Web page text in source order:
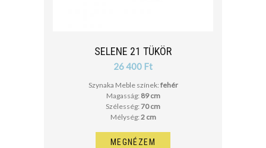
SELENE 21 TÜKÖR
26 400 Ft
Szynaka Meble színek: fehér
Magasság: 89 cm
Szélesség: 70 cm
Mélység: 2 cm
MEGNÉZEM